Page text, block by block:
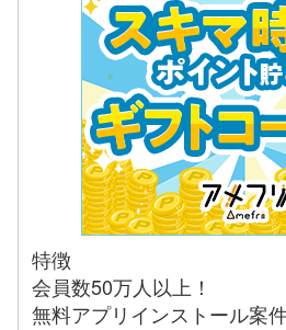
特徴
会員数50万人以上！
無料アプリインストール案